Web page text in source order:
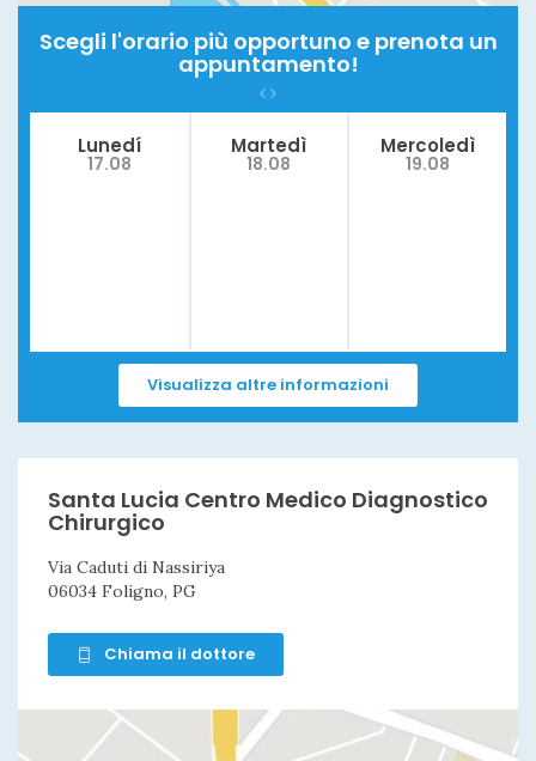
Scegli l'orario più opportuno e prenota un
appuntamento!
Lunedí
17.08
Martedì
18.08
Mercoledì
19.08
Visualizza altre informazioni
Santa Lucia Centro Medico Diagnostico
Chirurgico
Via Caduti di Nassiriya
06034 Foligno, PG
Chiama il dottore